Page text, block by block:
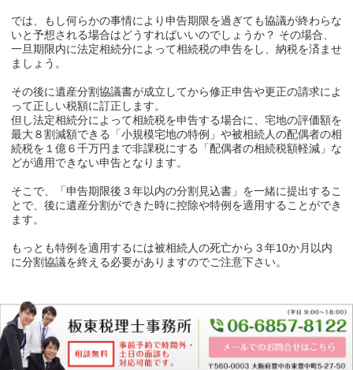
では、もし何らかの事情により申告期限を過ぎても協議が終わらな
いと予想される場合はどうすればいいのでしょうか？ その場合、
一旦期限内に法定相続分によって相続税の申告をし、納税を済ませ
ましょう。
その後に遺産分割協議書が成立してから修正申告や更正の請求によ
って正しい税額に訂正します。
但し法定相続分によって相続税を申告する場合に、宅地の評価額を
最大８割減額できる「小規模宅地の特例」や被相続人の配偶者の相
続税を１億６千万円まで非課税にする「配偶者の相続税額軽減」な
どが適用できない申告となります。
そこで、「申告期限後３年以内の分割見込書」を一緒に提出するこ
とで、後に遺産分割ができた時に控除や特例を適用することができ
ます。
もっとも特例を適用するには被相続人の死亡から３年10か月以内
に分割協議を終える必要がありますのでご注意下さい。